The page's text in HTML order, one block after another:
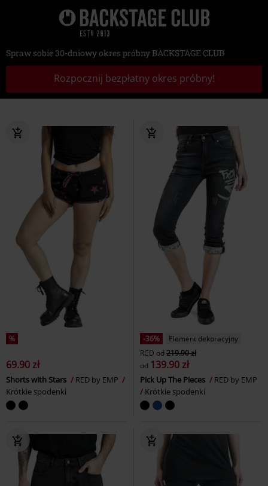
Spraw sobie 30-dniowy okres próbny BACKSTAGE CLUB
Rozpocznij bezpłatny okres próbny!
%
69.90 zł
Shorts with Stars
RED by EMP
Krótkie spodenki
-36%
Element dekoracyjny
RCD od 219.90 zł
od 139.90 zł
Pick Up The Pieces
RED by EMP
Krótkie spodenki